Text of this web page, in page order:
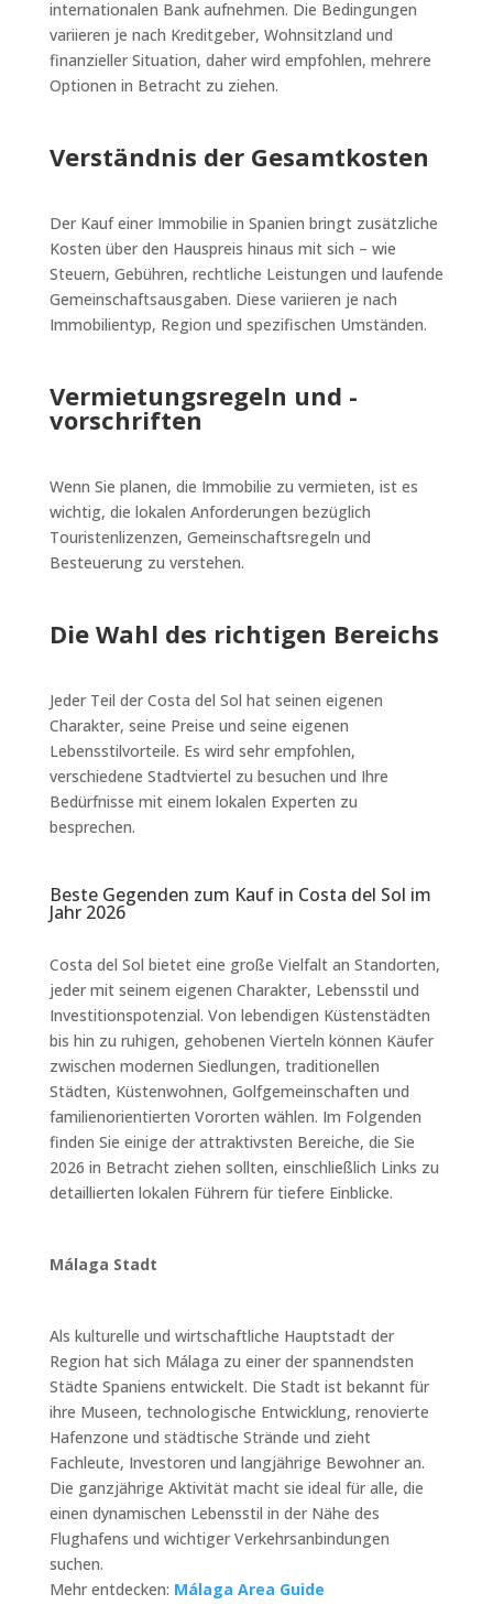
internationalen Bank aufnehmen. Die Bedingungen
variieren je nach Kreditgeber, Wohnsitzland und
finanzieller Situation, daher wird empfohlen, mehrere
Optionen in Betracht zu ziehen.
Verständnis der Gesamtkosten
Der Kauf einer Immobilie in Spanien bringt zusätzliche
Kosten über den Hauspreis hinaus mit sich – wie
Steuern, Gebühren, rechtliche Leistungen und laufende
Gemeinschaftsausgaben. Diese variieren je nach
Immobilientyp, Region und spezifischen Umständen.
Vermietungsregeln und -
vorschriften
Wenn Sie planen, die Immobilie zu vermieten, ist es
wichtig, die lokalen Anforderungen bezüglich
Touristenlizenzen, Gemeinschaftsregeln und
Besteuerung zu verstehen.
Die Wahl des richtigen Bereichs
Jeder Teil der Costa del Sol hat seinen eigenen
Charakter, seine Preise und seine eigenen
Lebensstilvorteile. Es wird sehr empfohlen,
verschiedene Stadtviertel zu besuchen und Ihre
Bedürfnisse mit einem lokalen Experten zu
besprechen.
Beste Gegenden zum Kauf in Costa del Sol im
Jahr 2026
Costa del Sol bietet eine große Vielfalt an Standorten,
jeder mit seinem eigenen Charakter, Lebensstil und
Investitionspotenzial. Von lebendigen Küstenstädten
bis hin zu ruhigen, gehobenen Vierteln können Käufer
zwischen modernen Siedlungen, traditionellen
Städten, Küstenwohnen, Golfgemeinschaften und
familienorientierten Vororten wählen. Im Folgenden
finden Sie einige der attraktivsten Bereiche, die Sie
2026 in Betracht ziehen sollten, einschließlich Links zu
detaillierten lokalen Führern für tiefere Einblicke.
Málaga Stadt
Als kulturelle und wirtschaftliche Hauptstadt der
Region hat sich Málaga zu einer der spannendsten
Städte Spaniens entwickelt. Die Stadt ist bekannt für
ihre Museen, technologische Entwicklung, renovierte
Hafenzone und städtische Strände und zieht
Fachleute, Investoren und langjährige Bewohner an.
Die ganzjährige Aktivität macht sie ideal für alle, die
einen dynamischen Lebensstil in der Nähe des
Flughafens und wichtiger Verkehrsanbindungen
suchen.
Mehr entdecken: Málaga Area Guide